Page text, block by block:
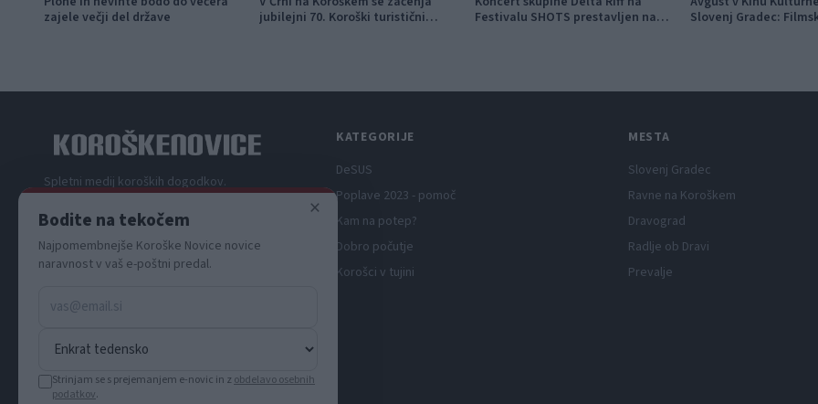
zajele večji del države
jubilejni 70. Koroški turistični
Festivalu SHOTS prestavljen na
Slovenj Gradec:
Spletni medij koroških dogodkov.
KATEGORIJE
DeSUS
Poplave 2023 - pomoč
Kam na potep?
Dobro počutje
Korošci v tujini
MESTA
Slovenj Gradec
Ravne na Koroškem
Dravograd
Radlje ob Dravi
Prevalje
×
Bodite na tekočem
Najpomembnejše Koroške Novice novice
naravnost v vaš e-poštni predal.
Strinjam se s prejemanjem e-novic in z obdelavo osebnih
podatkov.